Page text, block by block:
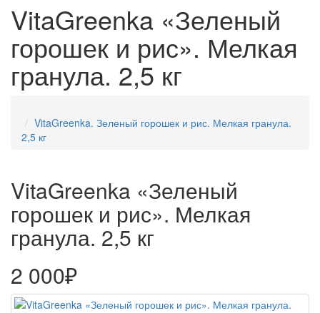
VitaGreenka «Зеленый
горошек и рис». Мелкая
гранула. 2,5 кг
VitaGreenka. Зеленый горошек и рис. Мелкая гранула.
2,5 кг
VitaGreenka «Зеленый
горошек и рис». Мелкая
гранула. 2,5 кг
2 000₽